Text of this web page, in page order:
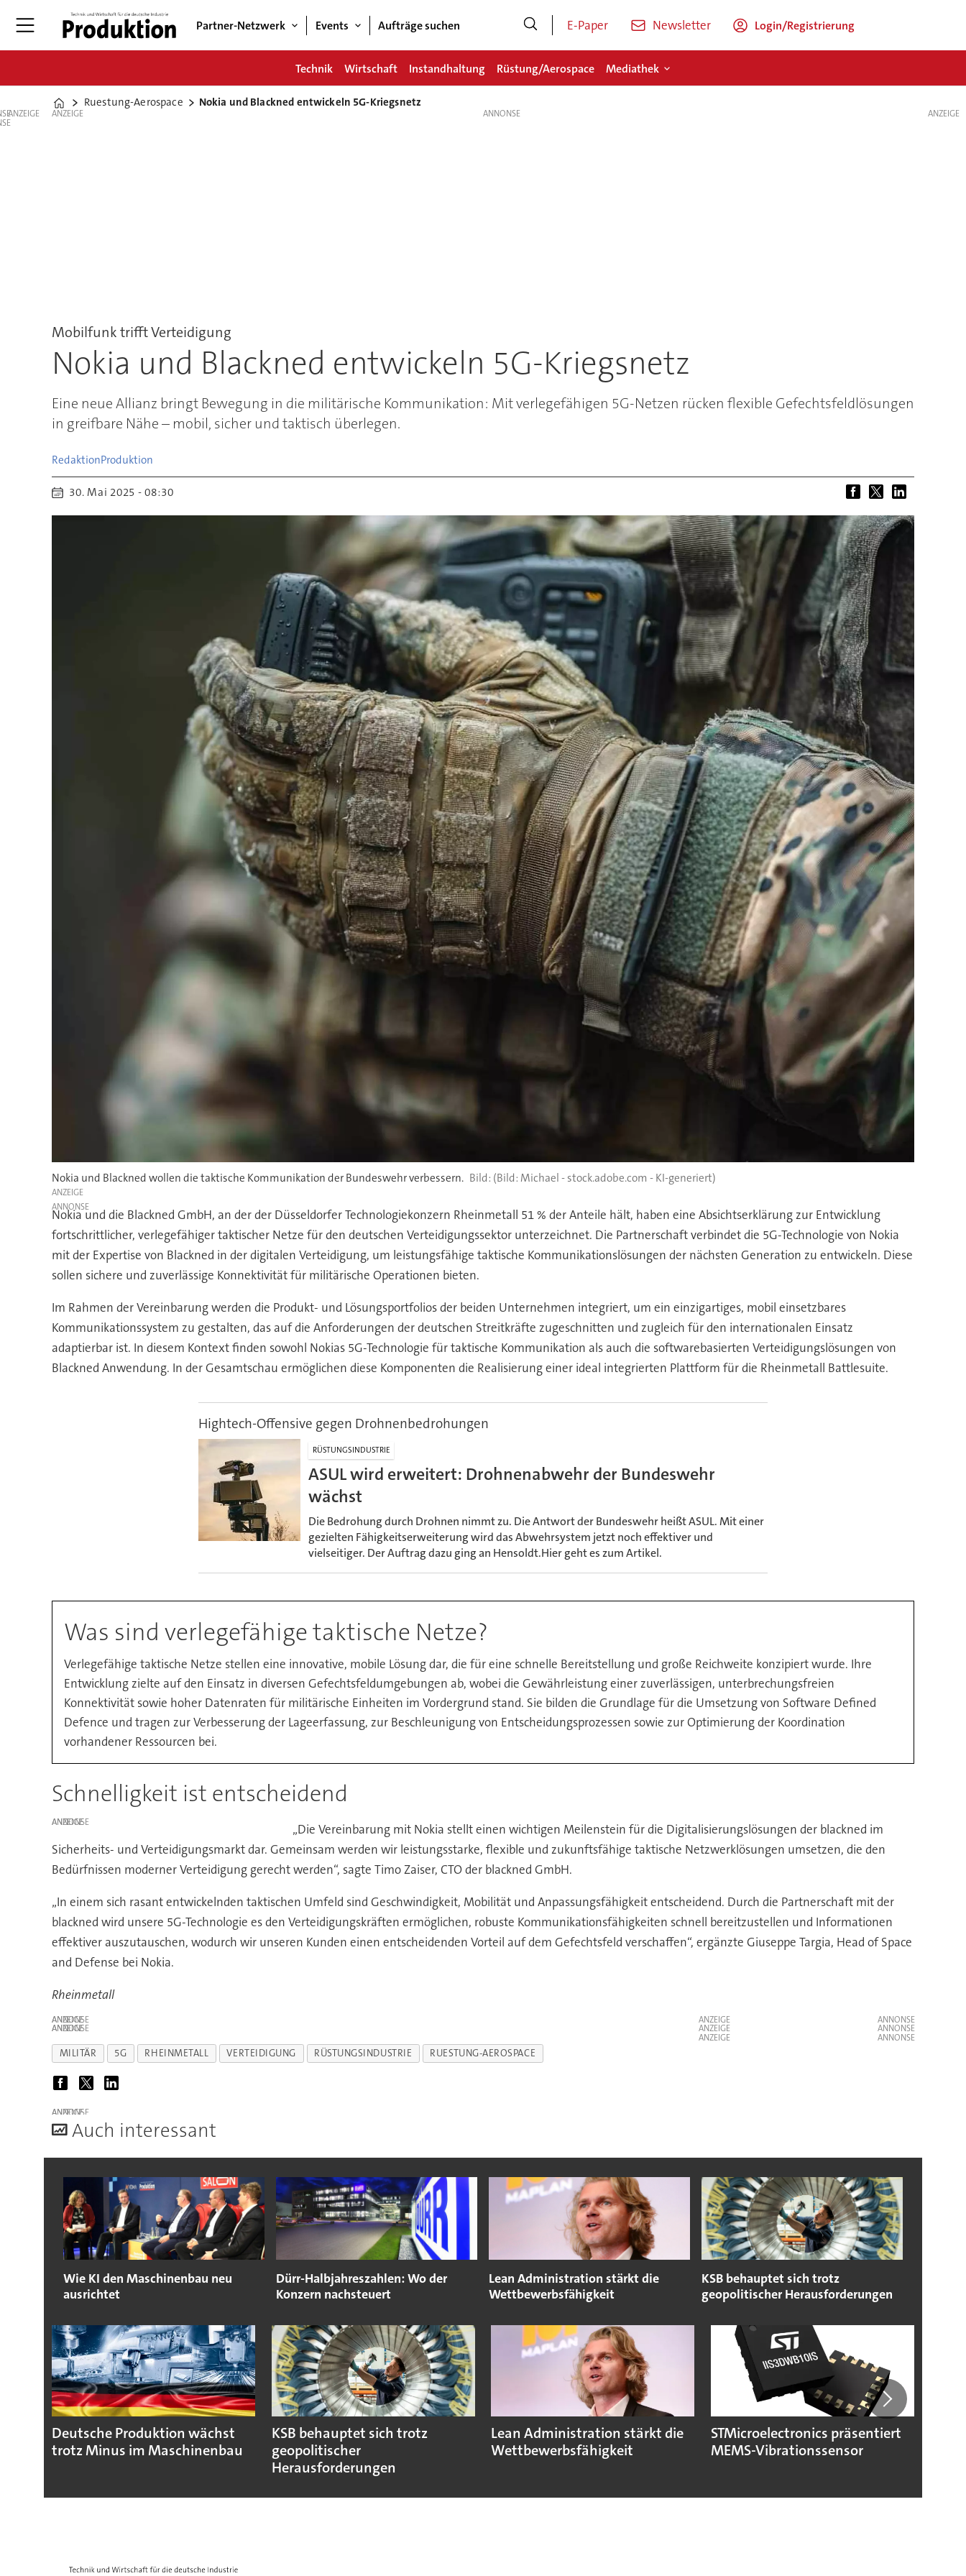
Partner-Netzwerk Events Aufträge suchen E-Paper Newsletter Login/Registrierung
Technik Wirtschaft Instandhaltung Rüstung/Aerospace Mediathek
Home
Ruestung-Aerospace Nokia und Blackned entwickeln 5G-Kriegsnetz
ANZEIGE ANZEIGE
Mobilfunk trifft Verteidigung
Nokia und Blackned entwickeln 5G-Kriegsnetz
Eine neue Allianz bringt Bewegung in die militärische Kommunikation: Mit verlegefähigen 5G-Netzen rücken flexible Gefechtsfeldlösungen
in greifbare Nähe – mobil, sicher und taktisch überlegen.
RedaktionProduktion
30. Mai 2025 - 08:30
Nokia und Blackned wollen die taktische Kommunikation der Bundeswehr verbessern. (Bild: Michael - stock.adobe.com - KI-generiert)
ANZEIGE
Nokia und die Blackned GmbH, an der der Düsseldorfer Technologiekonzern Rheinmetall 51 % der Anteile hält, haben eine Absichtserklärung zur Entwicklung
fortschrittlicher, verlegefähiger taktischer Netze für den deutschen Verteidigungssektor unterzeichnet. Die Partnerschaft verbindet die 5G-Technologie von Nokia
mit der Expertise von Blackned in der digitalen Verteidigung, um leistungsfähige taktische Kommunikationslösungen der nächsten Generation zu entwickeln. Diese
sollen sichere und zuverlässige Konnektivität für militärische Operationen bieten.
Im Rahmen der Vereinbarung werden die Produkt- und Lösungsportfolios der beiden Unternehmen integriert, um ein einzigartiges, mobil einsetzbares
Kommunikationssystem zu gestalten, das auf die Anforderungen der deutschen Streitkräfte zugeschnitten und zugleich für den internationalen Einsatz
adaptierbar ist. In diesem Kontext finden sowohl Nokias 5G-Technologie für taktische Kommunikation als auch die softwarebasierten Verteidigungslösungen von
Blackned Anwendung. In der Gesamtschau ermöglichen diese Komponenten die Realisierung einer ideal integrierten Plattform für die Rheinmetall Battlesuite.
Hightech-Offensive gegen Drohnenbedrohungen
RÜSTUNGSINDUSTRIE
ASUL wird erweitert: Drohnenabwehr der Bundeswehr
wächst
Die Bedrohung durch Drohnen nimmt zu. Die Antwort der Bundeswehr heißt ASUL. Mit einer
gezielten Fähigkeitserweiterung wird das Abwehrsystem jetzt noch effektiver und
vielseitiger. Der Auftrag dazu ging an Hensoldt.Hier geht es zum Artikel.
Was sind verlegefähige taktische Netze?
Verlegefähige taktische Netze stellen eine innovative, mobile Lösung dar, die für eine schnelle Bereitstellung und große Reichweite konzipiert wurde. Ihre
Entwicklung zielte auf den Einsatz in diversen Gefechtsfeldumgebungen ab, wobei die Gewährleistung einer zuverlässigen, unterbrechungsfreien
Konnektivität sowie hoher Datenraten für militärische Einheiten im Vordergrund stand. Sie bilden die Grundlage für die Umsetzung von Software Defined
Defence und tragen zur Verbesserung der Lageerfassung, zur Beschleunigung von Entscheidungsprozessen sowie zur Optimierung der Koordination
vorhandener Ressourcen bei.
Schnelligkeit ist entscheidend
ANZEIGE
„Die Vereinbarung mit Nokia stellt einen wichtigen Meilenstein für die Digitalisierungslösungen der blackned im
Sicherheits- und Verteidigungsmarkt dar. Gemeinsam werden wir leistungsstarke, flexible und zukunftsfähige taktische Netzwerklösungen umsetzen, die den
Bedürfnissen moderner Verteidigung gerecht werden“, sagte Timo Zaiser, CTO der blackned GmbH.
„In einem sich rasant entwickelnden taktischen Umfeld sind Geschwindigkeit, Mobilität und Anpassungsfähigkeit entscheidend. Durch die Partnerschaft mit der
blackned wird unsere 5G-Technologie es den Verteidigungskräften ermöglichen, robuste Kommunikationsfähigkeiten schnell bereitzustellen und Informationen
effektiver auszutauschen, wodurch wir unseren Kunden einen entscheidenden Vorteil auf dem Gefechtsfeld verschaffen“, ergänzte Giuseppe Targia, Head of Space
and Defense bei Nokia.
Rheinmetall
ANZEIGE
ANZEIGE
ANZEIGE
ANZEIGE
ANZEIGE
MILITÄR 5G RHEINMETALL VERTEIDIGUNG RÜSTUNGSINDUSTRIE RUESTUNG-AEROSPACE
ANZEIGE
Auch interessant
Wie KI den Maschinenbau neu
ausrichtet
Dürr-Halbjahreszahlen: Wo der
Konzern nachsteuert
Lean Administration stärkt die
Wettbewerbsfähigkeit
KSB behauptet sich trotz
geopolitischer Herausforderungen
Deutsche Produktion wächst
trotz Minus im Maschinenbau
KSB behauptet sich trotz
geopolitischer
Herausforderungen
Lean Administration stärkt die
Wettbewerbsfähigkeit
STMicroelectronics präsentiert
MEMS-Vibrationssensor
ANZEIGE